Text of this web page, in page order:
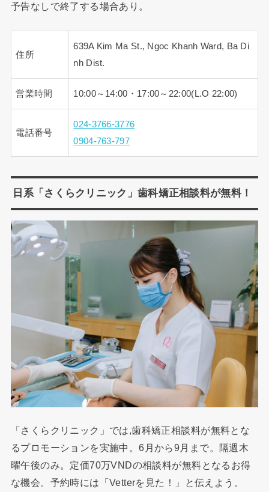
予告なしで終了する場合あり。
住所
639A Kim Ma St., Ngoc Khanh Ward, Ba Di
nh Dist.
営業時間 10:00～14:00・17:00～22:00(L.O 22:00)
電話番号
024-3766-3776
0904-763-797
日系「さくらクリニック」歯科矯正相談料が無料！
「さくらクリニック」では,歯科矯正相談料が無料とな
るプロモーションを実施中。6月から9月まで。隔週木
曜午後のみ。定価70万VNDの相談料が無料となるお得
な機会。予約時には「Vetterを見た！」と伝えよう。